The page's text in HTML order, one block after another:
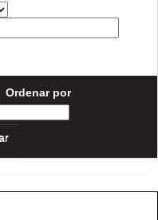
Ordenar por